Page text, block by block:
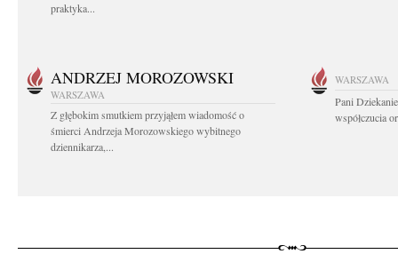
praktyka...
ANDRZEJ MOROZOWSKI
WARSZAWA
Z głębokim smutkiem przyjąłem wiadomość o
śmierci Andrzeja Morozowskiego wybitnego
dziennikarza,...
WARSZAWA
Pani
współczucia